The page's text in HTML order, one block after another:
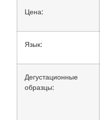
Цена:
Язык:
Дегустационные
образцы: